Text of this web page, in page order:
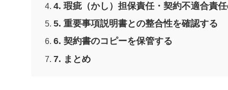
4. 瑕疵（かし）担保責任・契約不適合責任
5. 重要事項説明書との整合性を確認する
6. 契約書のコピーを保管する
7. まとめ